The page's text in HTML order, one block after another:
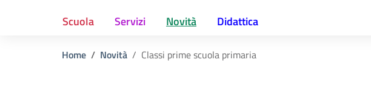
Scuola Servizi Novità Didattica
Home Novità Classi prime scuola primaria